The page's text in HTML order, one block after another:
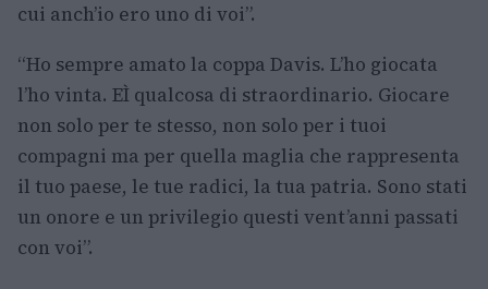
cui anch’io ero uno di voi”.
“Ho sempre amato la coppa Davis. L’ho giocata
l’ho vinta. EÌ qualcosa di straordinario. Giocare
non solo per te stesso, non solo per i tuoi
compagni ma per quella maglia che rappresenta
il tuo paese, le tue radici, la tua patria. Sono stati
un onore e un privilegio questi vent’anni passati
con voi”.